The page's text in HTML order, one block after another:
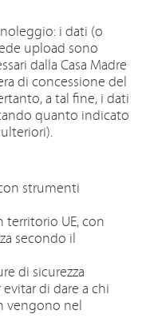
i dati (o
upload sono
dalla Casa Madre
di concessione del
a tal fine, i dati
quanto indicato
strumenti
territorio UE, con
secondo il
di sicurezza
di dare a chi
vengono nel